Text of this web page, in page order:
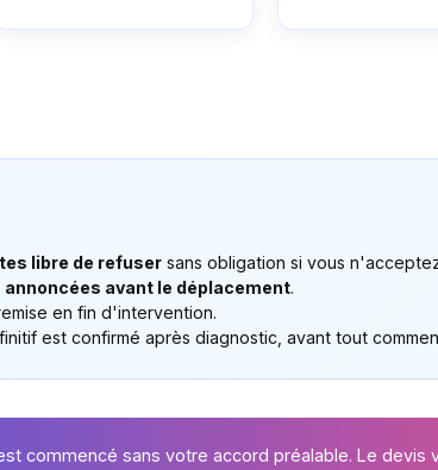
libre de refusersans obligation si vous
avant le déplacement.
en fin d'intervention.
est confirmé après diagnostic, avant tout
commencé sans votre accord préalable. Le devis